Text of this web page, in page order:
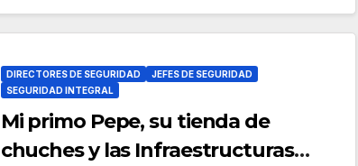
DIRECTORES DE SEGURIDAD
JEFES DE SEGURIDAD
SEGURIDAD INTEGRAL
Mi primo Pepe, su tienda de
chuches y las Infraestructuras